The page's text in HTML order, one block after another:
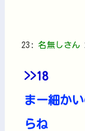
23: 名無しさん
>>18
まー細か
らね